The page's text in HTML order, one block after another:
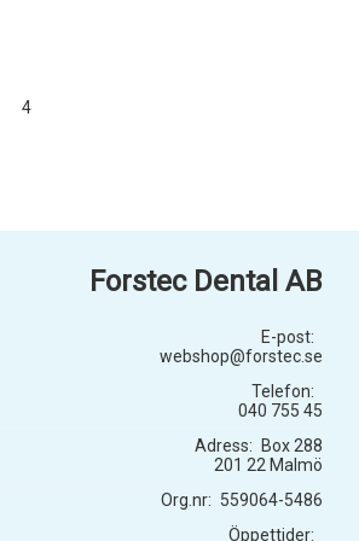
4
Forstec Dental AB
E-post:
webshop@forstec.se
Telefon:
040 755 45
Adress:
Box 288
201 22 Malmö
Org.nr: 559064-5486
Öppettider: